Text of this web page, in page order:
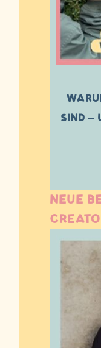
SIND –
NEUE